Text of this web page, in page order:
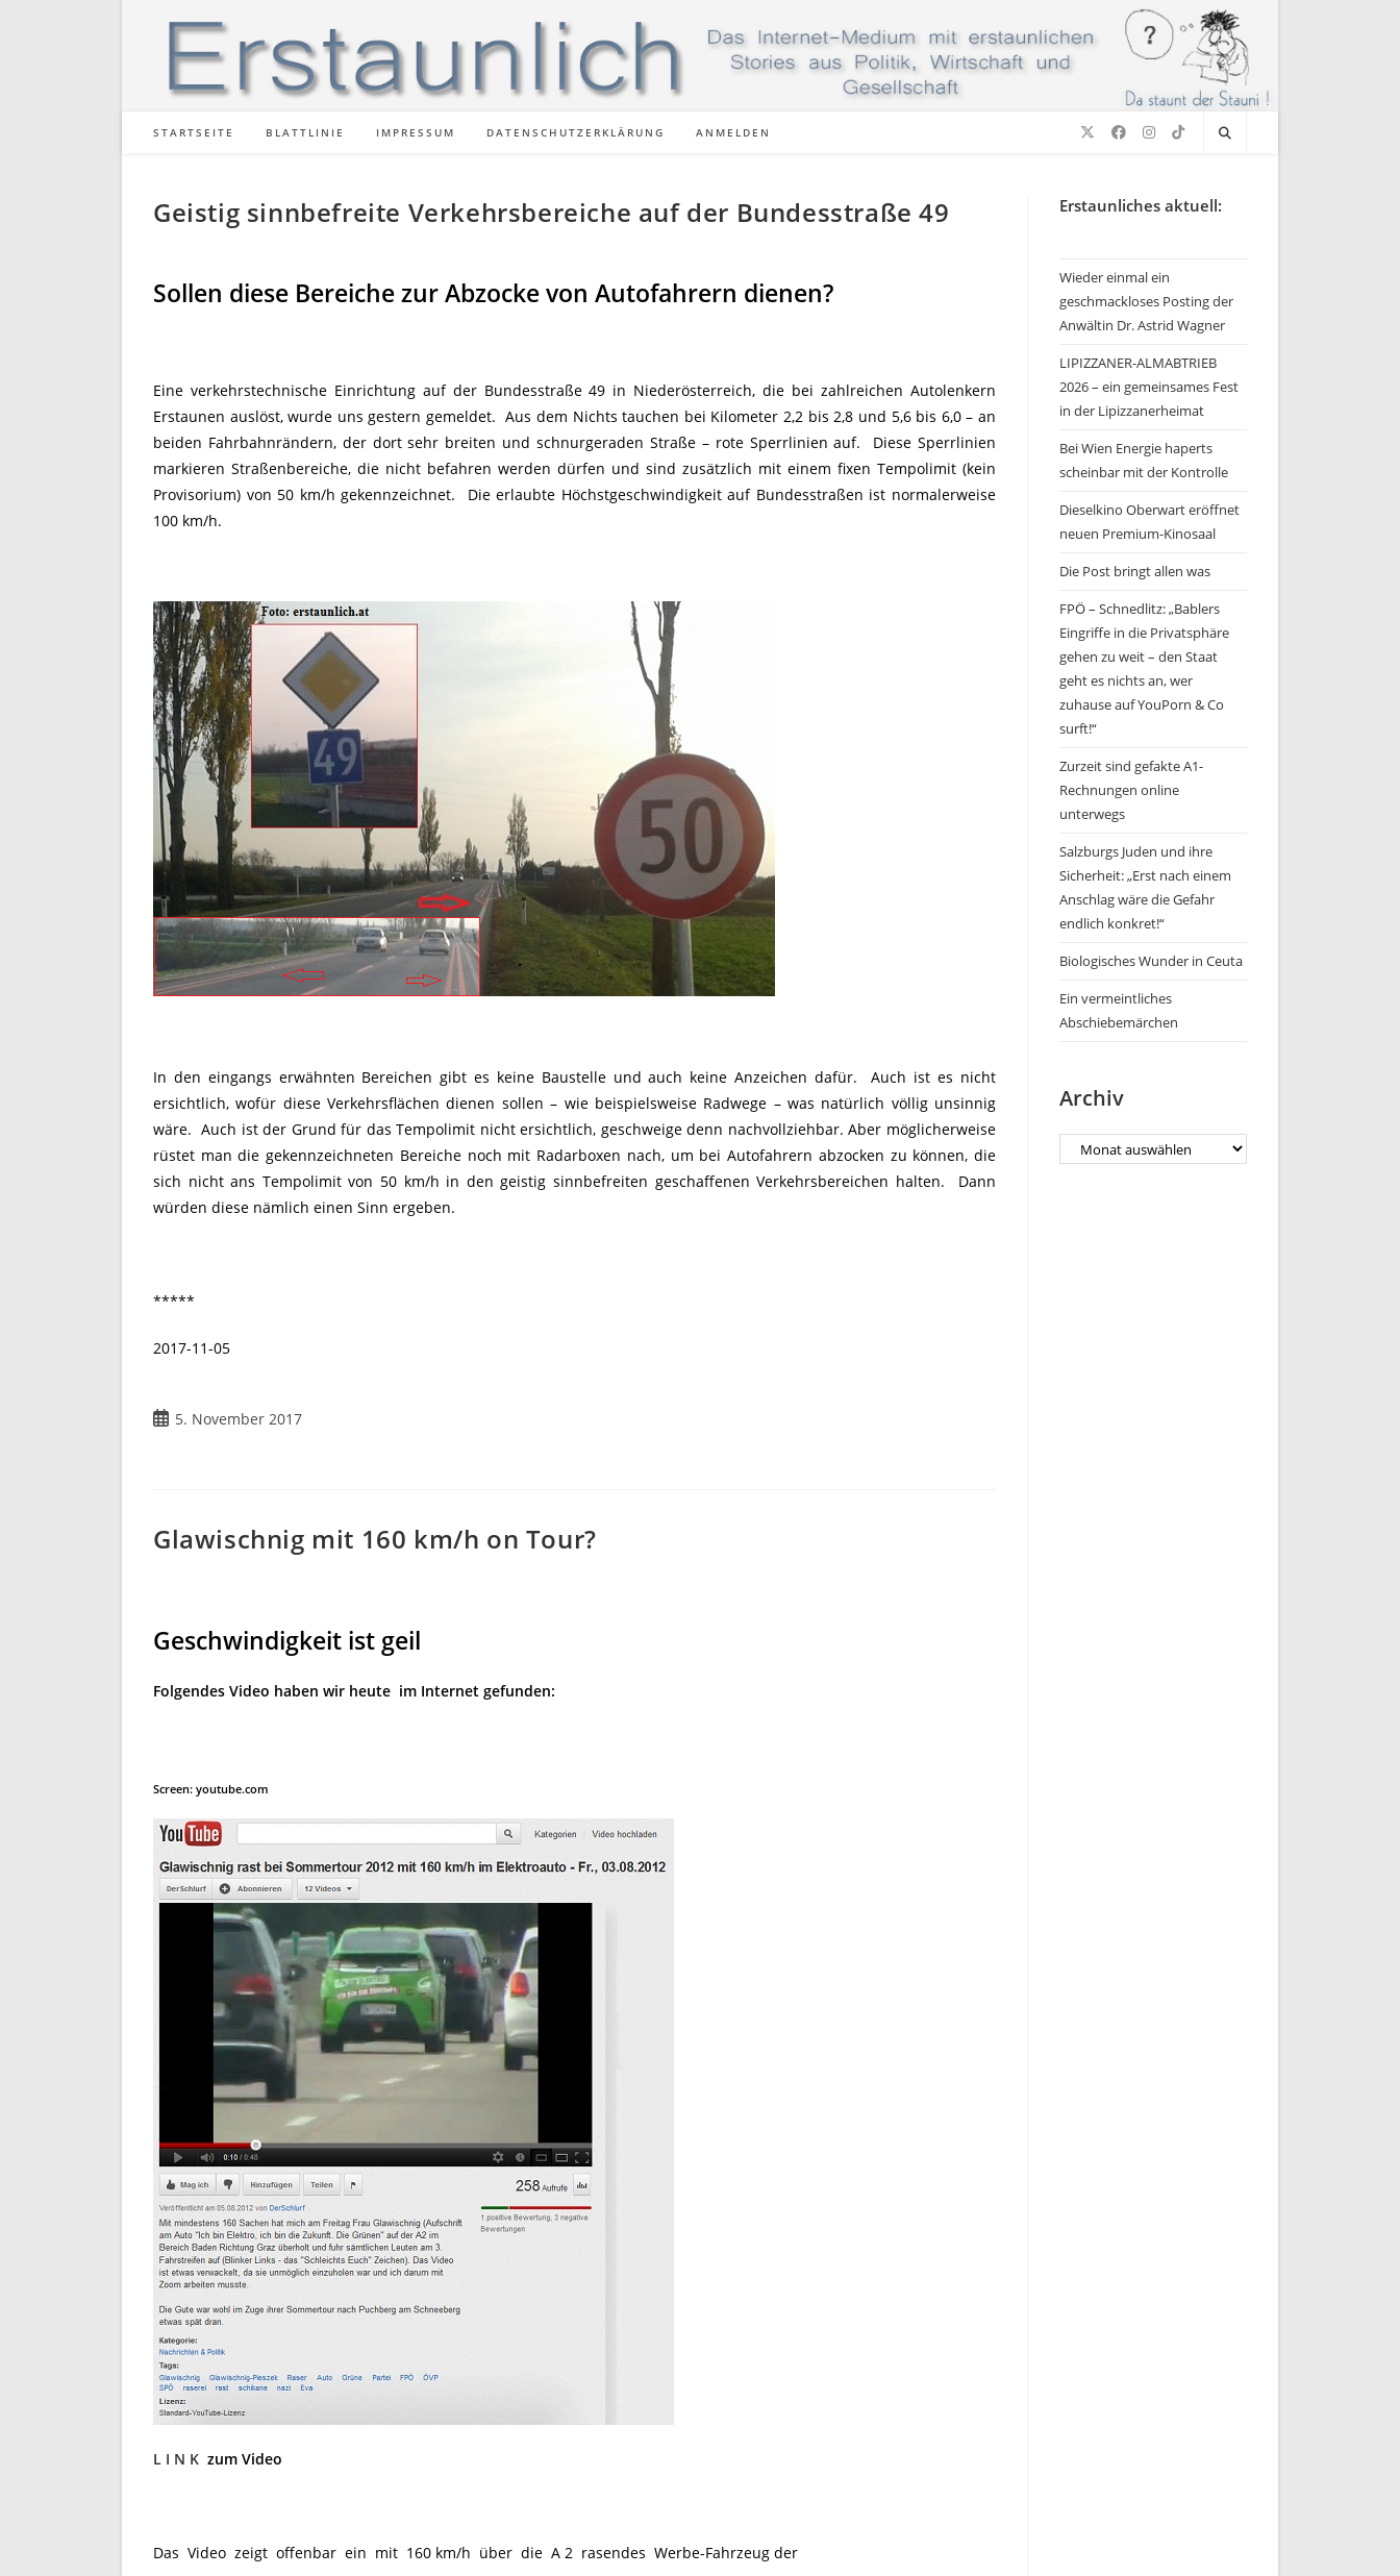
STARTSEITE BLATTLINIE IMPRESSUM DATENSCHUTZERKLÄRUNG ANMELDEN
Geistig sinnbefreite Verkehrsbereiche auf der Bundesstraße 49
Sollen diese Bereiche zur Abzocke von Autofahrern dienen?
Eine verkehrstechnische Einrichtung auf der Bundesstraße 49 in Niederösterreich, die bei zahlreichen Autolenkern
Erstaunen auslöst, wurde uns gestern gemeldet. Aus dem Nichts tauchen bei Kilometer 2,2 bis 2,8 und 5,6 bis 6,0 – an
beiden Fahrbahnrändern, der dort sehr breiten und schnurgeraden Straße – rote Sperrlinien auf. Diese Sperrlinien
markieren Straßenbereiche, die nicht befahren werden dürfen und sind zusätzlich mit einem fixen Tempolimit (kein
Provisorium) von 50 km/h gekennzeichnet. Die erlaubte Höchstgeschwindigkeit auf Bundesstraßen ist normalerweise
100 km/h.
In den eingangs erwähnten Bereichen gibt es keine Baustelle und auch keine Anzeichen dafür. Auch ist es nicht
ersichtlich, wofür diese Verkehrsflächen dienen sollen – wie beispielsweise Radwege – was natürlich völlig unsinnig
wäre. Auch ist der Grund für das Tempolimit nicht ersichtlich, geschweige denn nachvollziehbar. Aber möglicherweise
rüstet man die gekennzeichneten Bereiche noch mit Radarboxen nach, um bei Autofahrern abzocken zu können, die
sich nicht ans Tempolimit von 50 km/h in den geistig sinnbefreiten geschaffenen Verkehrsbereichen halten. Dann
würden diese nämlich einen Sinn ergeben.
*****
2017-11-05
Beitrag5. November 2017
Glawischnig mit 160 km/h on Tour?
Geschwindigkeit ist geil
Folgendes Video haben wir heute im Internet gefunden:
Screen: youtube.com
L I N K zum Video
Das Video zeigt offenbar ein mit 160 km/h über die A 2 rasendes Werbe-Fahrzeug der
Erstaunliches aktuell:
Wieder einmal ein
geschmackloses Posting der
Anwältin Dr. Astrid Wagner
LIPIZZANER-ALMABTRIEB
2026 – ein gemeinsames Fest
in der Lipizzanerheimat
Bei Wien Energie haperts
scheinbar mit der Kontrolle
Dieselkino Oberwart eröffnet
neuen Premium-Kinosaal
Die Post bringt allen was
FPÖ – Schnedlitz: „Bablers
Eingriffe in die Privatsphäre
gehen zu weit – den Staat
geht es nichts an, wer
zuhause auf YouPorn & Co
surft!“
Zurzeit sind gefakte A1-
Rechnungen online
unterwegs
Salzburgs Juden und ihre
Sicherheit: „Erst nach einem
Anschlag wäre die Gefahr
endlich konkret!“
Biologisches Wunder in Ceuta
Ein vermeintliches
Abschiebemärchen
Archiv
Archiv